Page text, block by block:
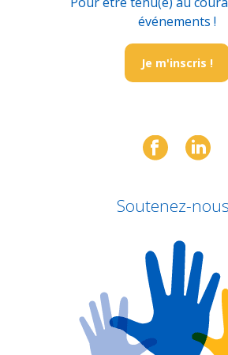
événements !
Je m'inscris !
Soutenez-